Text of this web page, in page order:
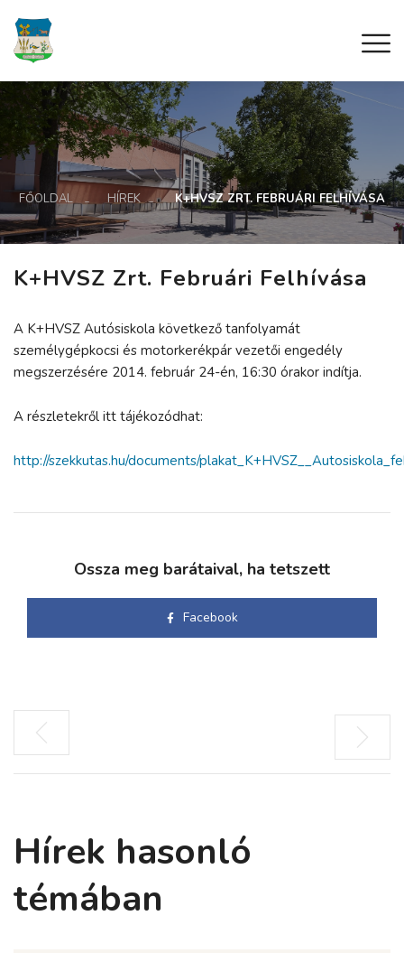
FŐOLDAL HÍREK K+HVSZ ZRT. FEBRUÁRI FELHÍVÁSA
K+HVSZ Zrt. Februári Felhívása
A K+HVSZ Autósiskola következő tanfolyamát
személygépkocsi és motorkerékpár vezetői engedély
megszerzésére 2014. február 24-én, 16:30 órakor indítja.
A részletekről itt tájékozódhat:
http://szekkutas.hu/documents/
Ossza meg barátaival, ha tetszett
Facebook
Hírek hasonló
témában